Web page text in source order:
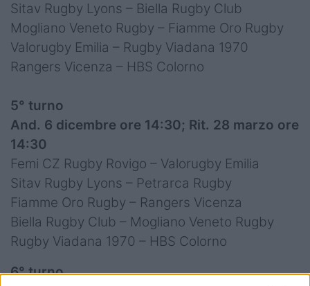
Sitav Rugby Lyons – Biella Rugby Club
Mogliano Veneto Rugby – Fiamme Oro Rugby
Valorugby Emilia – Rugby Viadana 1970
Rangers Vicenza – HBS Colorno
5° turno
And. 6 dicembre ore 14:30; Rit. 28 marzo ore
14:30
Femi CZ Rugby Rovigo – Valorugby Emilia
Sitav Rugby Lyons – Petrarca Rugby
Fiamme Oro Rugby – Rangers Vicenza
Biella Rugby Club – Mogliano Veneto Rugby
Rugby Viadana 1970 – HBS Colorno
6° turno